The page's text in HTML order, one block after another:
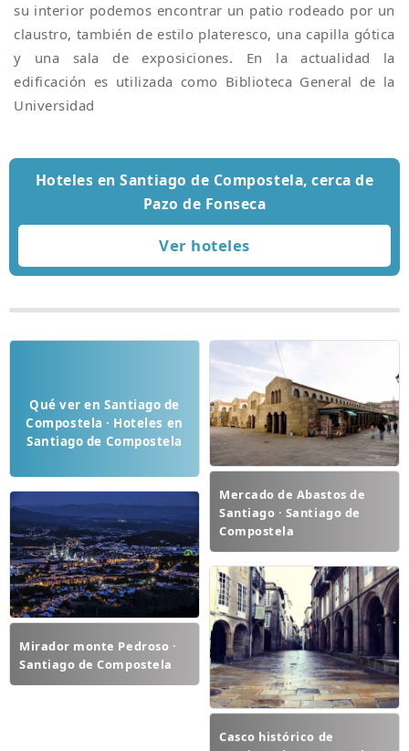
su interior podemos encontrar un patio rodeado por un
claustro, también de estilo plateresco, una capilla gótica
y una sala de exposiciones. En la actualidad la
edificación es utilizada como Biblioteca General de la
Universidad
Hoteles en Santiago de Compostela, cerca de
Pazo de Fonseca
Qué ver en Santiago de
Compostela · Hoteles en
Santiago de Compostela
Mercado de Abastos de
Santiago · Santiago de
Compostela
Mirador monte Pedroso ·
Santiago de Compostela
Casco histórico de